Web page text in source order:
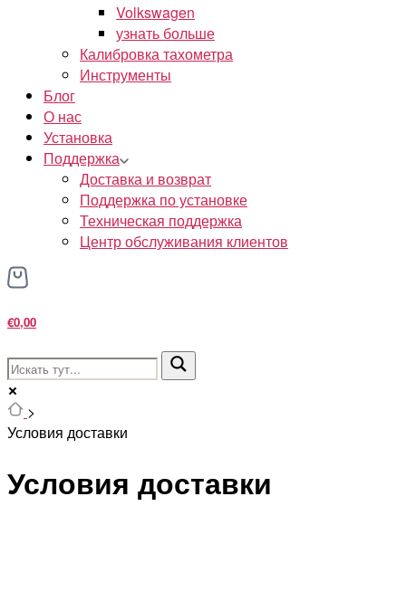
Volkswagen
узнать больше
Калибровка тахометра
Инструменты
Блог
О нас
Установка
Поддержка
Доставка и возврат
Поддержка по установке
Техническая поддержка
Центр обслуживания клиентов
€0,00
>
Условия доставки
Условия доставки